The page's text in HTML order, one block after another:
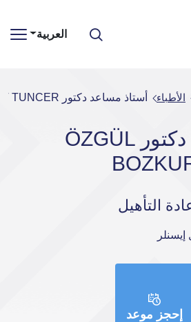
العربية
الأطباء أستاذ مساعد دكتور ÖZGÜL BOZKURT TUNCER
أستاذ مساعد دكتور ÖZGÜL
التأهيل
إحجز موعد